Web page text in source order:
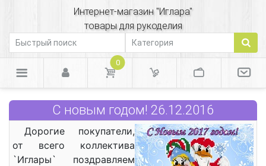
Интернет-магазин "Иглара"
товары для рукоделия
0
С новым годом! 26.12.2016
Дорогие покупатели,
от всего коллектива
`Иглары` поздравляем